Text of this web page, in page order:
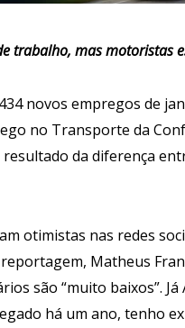
trabalho, mas motoristas
novos empregos de
no Transporte da
da diferença
otimistas nas redes
Matheus
são “muito baixos”. Já
há um ano, tenho